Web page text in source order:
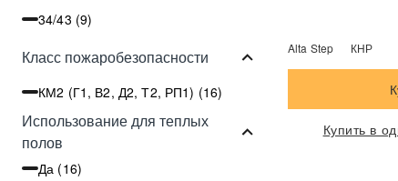
34/43 (9)
Класс пожаробезопасности
КМ2 (Г1, В2, Д2, Т2, РП1) (16)
Использование для теплых
полов
Да (16)
Alta Step КНР
Купить в